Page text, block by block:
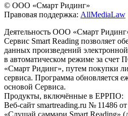
© ООО «Смарт Ридинг»
Правовая поддержка: AllMediaLaw
Деятельность ООО «Смарт
Сервис Smart Reading позволяет
данных произведений
в автоматическом режиме за счет
«Смарт Ридинг», путем покупки
сервиса. Программа обновляется
основой Сервиса.
Продукты, включённые в ЕРРПО:
Веб-сайт smartreading.ru № 11486
«Слушай саммари Smart Reading»